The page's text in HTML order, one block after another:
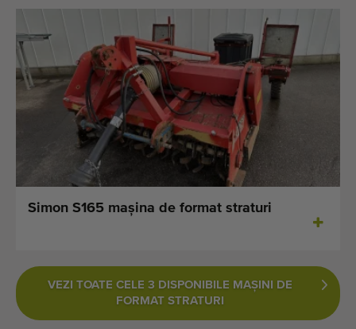
Pomicultură
Benzi transportoare (441)
Vindeți-vă mașina!
Căutați pe tip
Ultimele mașini văzute
Ultimele mașini adăugate
Importați o mașină
Simon S165 maşina de format straturi
VEZI TOATE CELE 3 DISPONIBILE MAŞINI DE
FORMAT STRATURI